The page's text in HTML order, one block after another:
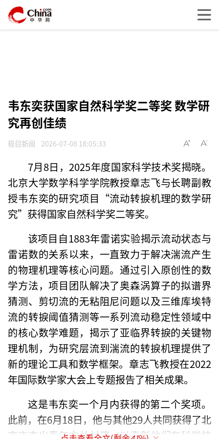
韦东奕获国家自然科学奖二等奖 数学研
究再创佳绩
极目新闻 2026-07-08 18:05:33
7月8日，2025年度国家科学技术奖揭晓。
北京大学数学科学学院教授章志飞与长聘副教
授韦东奕的研究项目“流动转捩机理的数学研
究”获得国家自然科学奖二等奖。
该项目自1883年雷诺实验揭示流动状态与
雷诺数的关系以来，一直致力于解决湍流产生
的物理机理等核心问题。通过引入原创性的数
学方法，项目团队解决了奥森涡算子的拟谱界
猜测、剪切流的无粘阻尼问题以及三维库埃特
流的转捩阈值猜测等一系列流动稳定性领域中
的核心数学难题，揭示了亚临界转捩的关键物
理机制，为研究层流到湍流的转捩机理提供了
新的理论工具和数学框架。章志飞教授在2022
年国际数学家大会上专题报告了相关成果。
这是韦东奕一个月内获得的第二个奖项。
此前，在6月18日，他与其他29人共同获得了北
京市杰出青年中关村奖，以表彰他们在科学技